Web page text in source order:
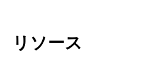
リソース